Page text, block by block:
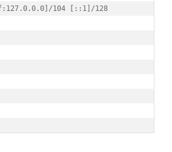
104 [::1]/128